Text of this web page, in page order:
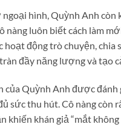
hình, Quỳnh Anh
nàng luôn biết cách làm
hoạt động trò chuyện,
đầy năng lượng và tạo
của Quỳnh Anh được
sức thu hút. Cô nàng còn
khiến khán giả “mắt